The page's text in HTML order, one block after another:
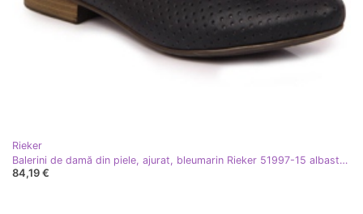
Rieker
Balerini de damă din piele, ajurat, bleumarin Rieker 51997-15 albastru marin
84,19 €